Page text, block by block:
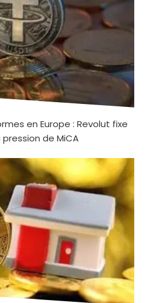
en Europe : Revolut fixe
de MiCA